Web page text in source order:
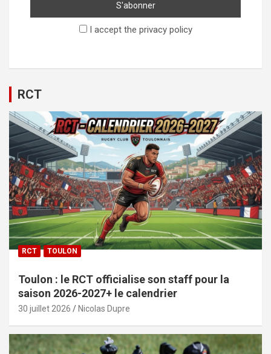
I accept the privacy policy
RCT
RCT TOULON
Toulon : le RCT officialise son staff pour la
saison 2026-2027+ le calendrier
30 juillet 2026 Nicolas Dupre